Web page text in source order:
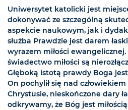
Uniwersytet katolicki jest
dokonywać ze szczególną
aspekcie naukowym, jak i
służba Prawdzie jest darem
wyrazem miłości
świadectwo miłości są
Głęboką istotą prawdy Boga
On pochylił się nad
Chrystusie, nieskończone dary
odkrywamy, że Bóg jest